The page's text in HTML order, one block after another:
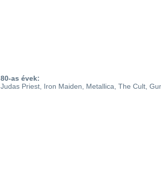
80-as évek:
Judas Priest, Iron Maiden, Metallica, The Cult,